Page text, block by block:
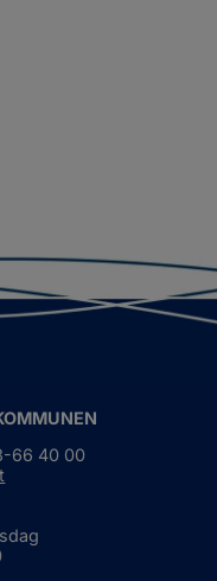
66 40 00